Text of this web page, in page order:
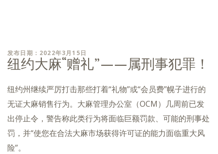
发布日期：2022年3月15日
纽约大麻“赠礼”——属刑事犯罪！
纽约州继续严厉打击那些打着“礼物”或“会员费”幌子进行的
无证大麻销售行为。大麻管理办公室（OCM）几周前已发
出停止令，警告称此类行为将面临巨额罚款、可能的刑事处
罚，并“使您在合法大麻市场获得许可证的能力面临重大风
险”。